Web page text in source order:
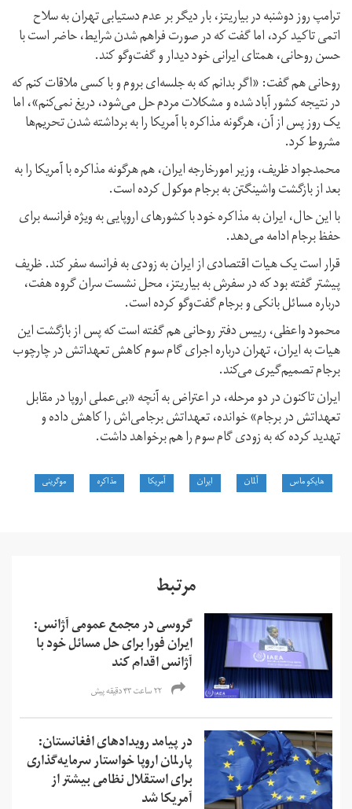
ترامپ روز دوشنبه در بیاریتز، بار دیگر بر عدم دستیابی تهران به سلاح
اتمی تاکید کرد، اما گفت که در صورت فراهم شدن شرایط، حاضر است با
حسن روحانی، همتای ایرانی خود دیدار و گفت‌وگو کند.
روحانی هم گفت: «اگر بدانم که به جلسه‌ای بروم و با کسی ملاقات کنم که
در نتیجه کشور آباد شده و مشکلات مردم حل می‌شود، دریغ نمی‌کنم»، اما
یک روز پس از آن، هرگونه مذاکره با آمریکا را به برداشته شدن تحریم‌ها
مشروط کرد.
محمدجواد ظریف، وزیر امورخارجه ایران، هم هرگونه مذاکره با آمریکا را به
بعد از بازگشت واشینگتن به برجام موکول کرده است.
با این حال، ایران به مذاکره خود با کشورهای اروپایی به ویژه فرانسه برای
حفظ برجام ادامه می‌دهد.
قرار است یک هیات اقتصادی از ایران به زودی به فرانسه سفر کند. ظریف
پیشتر گفته بود که در سفرش به بیاریتز، محل نشست سران گروه هفت،
درباره مسائل بانکی و برجام گفت‌وگو کرده است.
محمود واعظی، رییس دفتر روحانی هم گفته است که پس از بازگشت این
هیات به ایران، تهران درباره اجرای گام سوم کاهش تعهداتش در چارچوب
برجام تصمیم‌گیری می‌کند.
ایران تاکنون در دو مرحله، در اعتراض به آنچه «بی‌عملی اروپا در مقابل
تعهداتش در برجام» خوانده، تعهداتش برجامی‌اش را کاهش داده و
تهدید کرده که به زودی گام سوم را هم برخواهد داشت.
هایکو ماس آلمان ایران آمریکا مذاکره موگرینی
مرتبط
گروسی در مجمع عمومی آژانس:
ایران فورا برای حل مسائل خود با
آژانس اقدام کند
۲۲ ساعت ۴۳ دقیقه پیش
در پیامد رویدادهای افغانستان:
پارلمان اروپا خواستار سرمایه‌گذاری
برای استقلال نظامی بیشتر از
آمریکا شد